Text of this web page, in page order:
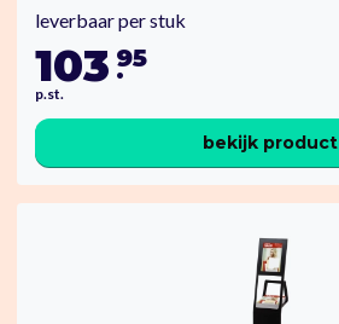
leverbaar per stuk
103 .
95
p.st.
bekijk product